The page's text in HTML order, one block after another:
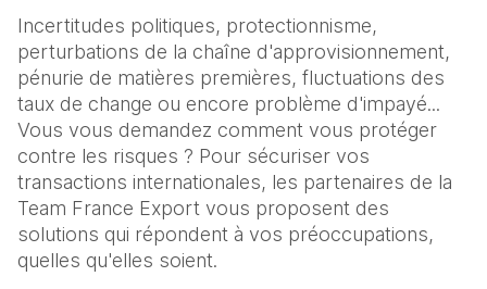
Incertitudes politiques, protectionnisme,
perturbations de la chaîne d'approvisionnement,
pénurie de matières premières, fluctuations des
taux de change ou encore problème d'impayé...
Vous vous demandez comment vous protéger
contre les risques ? Pour sécuriser vos
transactions internationales, les partenaires de la
Team France Export vous proposent des
solutions qui répondent à vos préoccupations,
quelles qu'elles soient.